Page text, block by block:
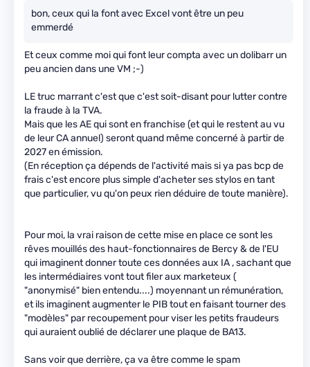
bon, ceux qui la font avec Excel vont être un peu
emmerdé
Et ceux comme moi qui font leur compta avec un dolibarr un
peu ancien dans une VM ;-)
LE truc marrant c'est que c'est soit-disant pour lutter contre
la fraude à la TVA.
Mais que les AE qui sont en franchise (et qui le restent au vu
de leur CA annuel) seront quand même concerné à partir de
2027 en émission.
(En réception ça dépends de l'activité mais si ya pas bcp de
frais c'est encore plus simple d'acheter ses stylos en tant
que particulier, vu qu'on peux rien déduire de toute manière).
Pour moi, la vrai raison de cette mise en place ce sont les
rêves mouillés des haut-fonctionnaires de Bercy & de l'EU
qui imaginent donner toute ces données aux IA , sachant que
les intermédiaires vont tout filer aux marketeux (
"anonymisé" bien entendu....) moyennant un rémunération,
et ils imaginent augmenter le PIB tout en faisant tourner des
"modèles" par recoupement pour viser les petits fraudeurs
qui auraient oublié de déclarer une plaque de BA13.
Sans voir que derrière, ça va être comme le spam